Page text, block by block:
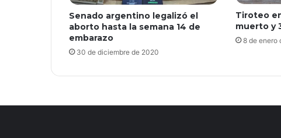
Senado argentino legalizó el
aborto hasta la semana 14 de
embarazo
30 de diciembre de 2020
Tiroteo
muerto y
8 de enero